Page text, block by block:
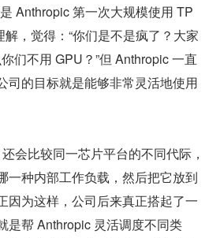
Anthropic 第一次大规模使用 TP
，觉得：“你们是不是疯了？大家
们不用 GPU？”但 Anthropic 一直
司的目标就是能够非常灵活地使用
会比较同一芯片平台的不同代际，
一种内部工作负载，然后把它放到
因为这样，公司后来真正搭起了一
是帮 Anthropic 灵活调度不同类